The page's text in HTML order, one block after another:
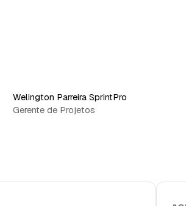
Welington Parreira SprintPro
Gerente de Projetos